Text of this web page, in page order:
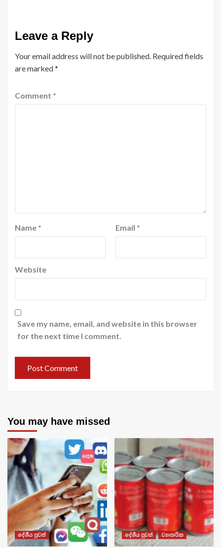
Leave a Reply
Your email address will not be published. Required fields
are marked*
Comment *
Name * Email *
Website
Save my name, email, and website in this browser
for the next time I comment.
You may have missed
දේශීය පුවත් දේශීය පුවත් ව්‍යාපාරික